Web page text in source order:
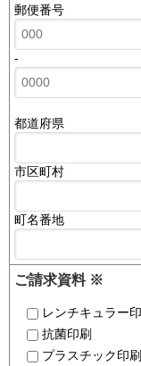
郵便番号
-
都道府県
市区町村
町名番地
ご請求資料 ※
レンチキュラー
抗菌印刷
プラスチック印刷